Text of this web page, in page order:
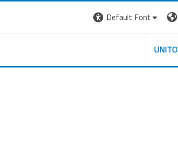
Default Font
UNITO